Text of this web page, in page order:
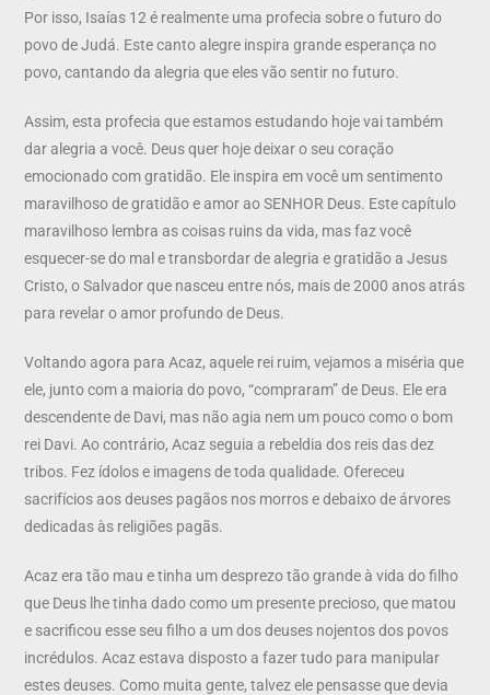
Por isso, Isaías 12 é realmente uma profecia sobre o futuro do
povo de Judá. Este canto alegre inspira grande esperança no
povo, cantando da alegria que eles vão sentir no futuro.
Assim, esta profecia que estamos estudando hoje vai também
dar alegria a você. Deus quer hoje deixar o seu coração
emocionado com gratidão. Ele inspira em você um sentimento
maravilhoso de gratidão e amor ao SENHOR Deus. Este capítulo
maravilhoso lembra as coisas ruins da vida, mas faz você
esquecer-se do mal e transbordar de alegria e gratidão a Jesus
Cristo, o Salvador que nasceu entre nós, mais de 2000 anos atrás
para revelar o amor profundo de Deus.
Voltando agora para Acaz, aquele rei ruim, vejamos a miséria que
ele, junto com a maioria do povo, “compraram” de Deus. Ele era
descendente de Davi, mas não agia nem um pouco como o bom
rei Davi. Ao contrário, Acaz seguia a rebeldia dos reis das dez
tribos. Fez ídolos e imagens de toda qualidade. Ofereceu
sacrifícios aos deuses pagãos nos morros e debaixo de árvores
dedicadas às religiões pagãs.
Acaz era tão mau e tinha um desprezo tão grande à vida do filho
que Deus lhe tinha dado como um presente precioso, que matou
e sacrificou esse seu filho a um dos deuses nojentos dos povos
incrédulos. Acaz estava disposto a fazer tudo para manipular
estes deuses. Como muita gente, talvez ele pensasse que devia